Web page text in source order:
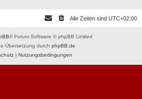
Alle Zeiten sind UTC+02:00
® Forum Software © phpBB Limited
Übersetzung durch phpBB.de
| Nutzungsbedingungen